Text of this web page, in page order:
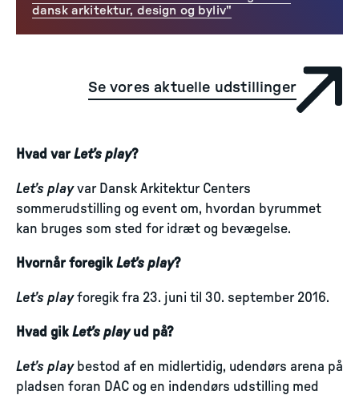
Se vores aktuelle udstillinger
dansk arkitektur, design og byliv"
Hvad varLet’s play?
Let’s playvar Dansk Arkitektur Centers
sommerudstilling og event om, hvordan byrummet
kan bruges som sted for idræt og bevægelse.
Hvornår foregik Let’s play?
Let’s playforegik fra 23. juni til 30. september 2016.
Hvad gik Let’s playud på?
Let’s playbestod af en midlertidig, udendørs arena på
pladsen foran DAC og en indendørs udstilling med